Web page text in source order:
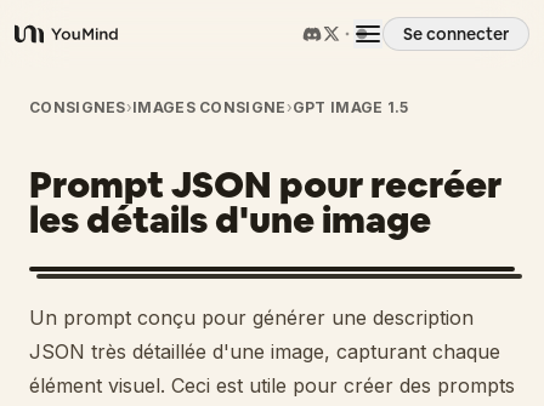
YouMind
Se connecter
Aperçu
Cas d'usage
Compétences
Invites
CONSIGNES›IMAGES CONSIGNE ›GPT IMAGE 1.5
Prompt JSON pour recréer
les détails d'une image
Un prompt conçu pour générer une description
JSON très détaillée d'une image, capturant chaque
élément visuel. Ceci est utile pour créer des prompts